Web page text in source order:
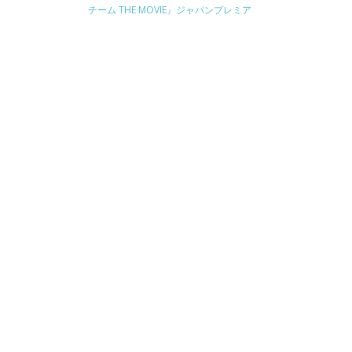
チーム THE MOVIE』ジャパンプレミア